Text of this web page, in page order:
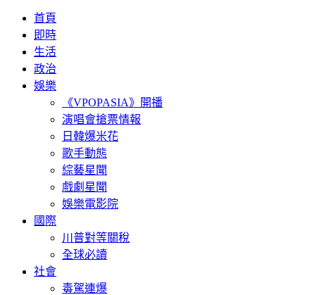
首頁
即時
生活
政治
娛樂
《VPOPASIA》開播
演唱會搶票情報
日韓爆米花
歌手動態
綜藝星聞
戲劇星聞
娛樂電影院
國際
川普對等關稅
全球必讀
社會
毒駕連爆